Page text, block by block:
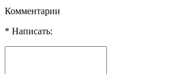
Комментарии
* Написать: